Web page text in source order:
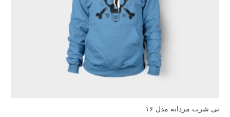
تی شرت مردانه مدل ۱۶